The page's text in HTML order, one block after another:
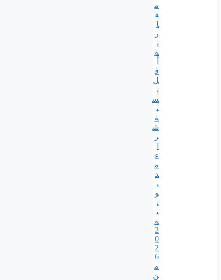
م
ق
ا
ر
ن
ة
ق
ل
ن
س
ب
ة
ش
ر
ء
م
د
ي
و
ن
ي
ة
2
0
2
6
م
ن